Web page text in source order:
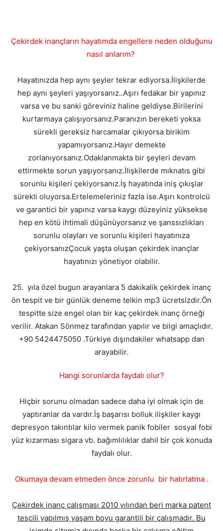
Çekirdek inançların hayatımda engellere neden olduğunu
nasıl anlarım?
Hayatınızda hep aynı şeyler tekrar ediyorsa.İlişkilerde
hep aynı şeyleri yaşıyorsanız..Aşırı fedakar bir yapınız
varsa ve bu sanki göreviniz haline geldiyse.Birilerini
kurtarmaya çalışıyorsanız.Paranızın bereketi yoksa
sürekli gereksiz harcamalar çıkıyorsa birikim
yapamıyorsanız.Hayır demekte
zorlanıyorsanız.Odaklanmakta bir şeyleri devam
ettirmekte sorun yaşıyorsanız.İlişkilerde mıknatıs gibi
sorunlu kişileri çekiyorsanız.İş hayatında iniş çıkışlar
sürekli oluyorsa.Ertelemeleriniz fazla ise.Aşırı kontrolcü
ve garantici bir yapınız varsa kaygı düzeyiniz yüksekse
hep en kötü ihtimali düşünüyorsanız ve şanssızlıkları
sorunlu olayları ve sorunlu kişileri hayatınıza
çekiyorsanızÇocuk yaşta oluşan çekirdek inançlar
hayatınızı yönetiyor olabilir.
25. yıla özel bugun arayanlara 5 dakikalik çekirdek inanç
ön tespit ve bir günlük deneme telkin mp3 ücretsizdir.Ön
tespitte size engel olan bir kaç çekirdek inanç örneği
verilir. Atakan Sönmez tarafından yapılır ve bilgi amaçlıdır.
+90 5424475050 .Türkiye dışındakiler whatsapp dan
arayabilir.
Hangi sorunlarda faydalı olur?
Hiçbir sorunu olmadan sadece daha iyi olmak için de
yaptıranlar da vardır.İş başarısı bolluk ilişkiler kaygı
depresyon takıntılar kilo vermek panik fobiler sosyal fobi
yüz kızarması sigara vb. bağımlılıklar dahil bir çok konuda
faydalı olur.
Okumaya devam etmeden önce zorunlu bir hatırlatma .
Çekirdek inanç çalışması 2010 yılından beri marka patent
tescili yapılmış yaşam boyu garantili bir çalışmadır. Bu